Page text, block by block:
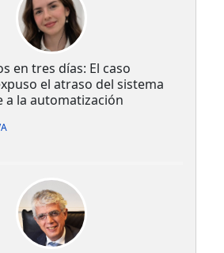
en tres días: El caso
el atraso del sistema
a la automatización